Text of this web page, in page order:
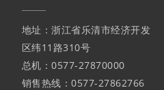
地址：浙江省乐清市经济开发
区纬11路310号
总机：0577-27870000
销售热线：0577-27862766